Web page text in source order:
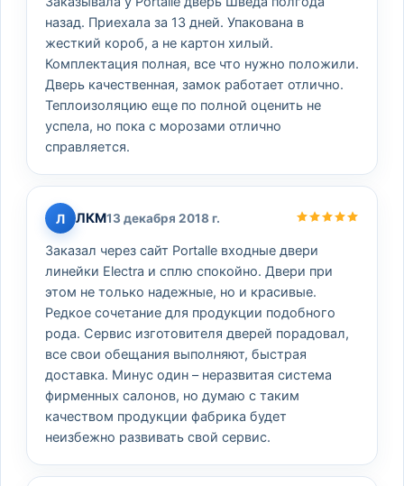
назад. Приехала за 13 дней. Упакована в
жесткий короб, а не картон хилый.
Комплектация полная, все что нужно положили.
Дверь качественная, замок работает отлично.
Теплоизоляцию еще по полной оценить не
успела, но пока с морозами отлично
справляется.
Л ЛКМ13 декабря 2018 г.
Заказал через сайт Portalle входные двери
линейки Electra и сплю спокойно. Двери при
этом не только надежные, но и красивые.
Редкое сочетание для продукции подобного
рода. Сервис изготовителя дверей порадовал,
все свои обещания выполняют, быстрая
доставка. Минус один – неразвитая система
фирменных салонов, но думаю с таким
качеством продукции фабрика будет
неизбежно развивать свой сервис.